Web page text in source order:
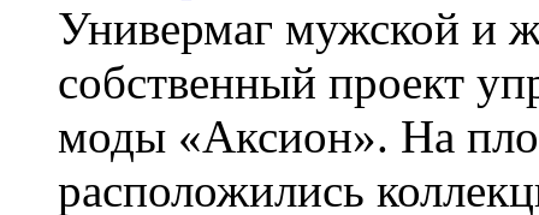
Универмаг мужской и
собственный проект
моды «Аксион». На
расположились